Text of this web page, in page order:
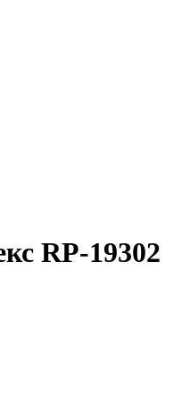
RP-19302